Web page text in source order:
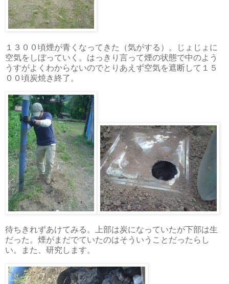
１３００頃煙が青くなってきた（気がする）。じょじょに
空気をしぼっていく。はっきり言って煙の状態で中のよう
うすがよくわからないのでとりあえず空気を遮断して１５
００頃炭焼き終了。
待ちきれずあけてみる。上部は炭になっていたが下部は生
だった。煙がまだでていたのはそういうことだったらし
い。また、研究します。